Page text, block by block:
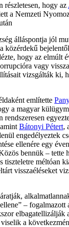
részletesen, hogy az
a Nemzeti
álláspontja jól
közérdekű
hogy az elmúlt
vagy
vizsgálták ki,
említette
a magyar
rendszeresen
Bátonyi Pétert,
engedélyeztek
ellenére egy
bennük – tette
tiszteletre méltóan
visszaéléseket
– fogalmazott
elbagatellizálják
a